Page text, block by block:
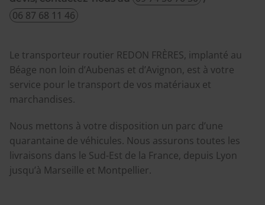
06 87 68 11 46
Le transporteur routier REDON FRÈRES, implanté au
Béage non loin d’Aubenas et d’Avignon, est à votre
service pour le transport de vos matériaux et
marchandises.
Nous mettons à votre disposition un parc d’une
quarantaine de véhicules. Nous assurons toutes les
livraisons dans le Sud-Est de la France, depuis Lyon
jusqu’à Marseille et Montpellier.